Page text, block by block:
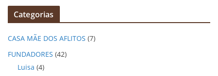
q
v
o
Categorias
CASA MÃE DOS AFLITOS (7)
FUNDADORES (42)
Luisa (4)